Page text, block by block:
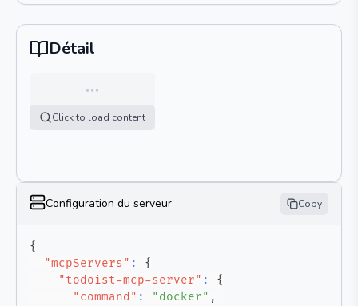
Détail
…
Click to load content
Configuration du serveur Copy
{
"mcpServers" :
{
"todoist-mcp-server" :
{
"command" : "docker" ,